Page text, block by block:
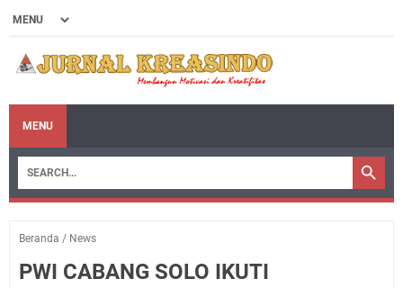
MENU
Beranda / News
PWI CABANG SOLO IKUTI